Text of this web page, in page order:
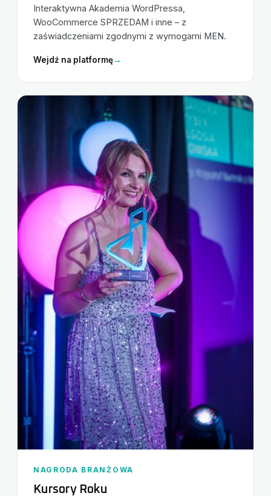
Interaktywna Akademia WordPressa,
WooCommerce SPRZEDAM i inne – z
zaświadczeniami zgodnymi z wymogami MEN.
Wejdź na platformę→
NAGRODA BRANŻOWA
Kursory Roku